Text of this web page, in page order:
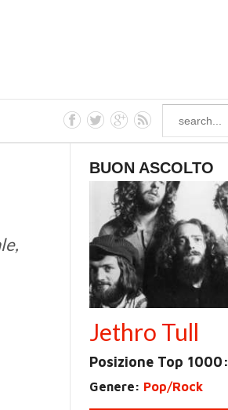
BUON ASCOLTO
Jethro Tull
Posizione Top 1000:
Genere: Pop/Rock